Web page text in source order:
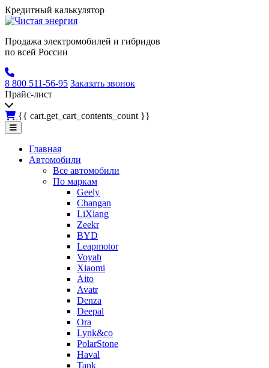
Кредитный калькулятор
Продажа электромобилей и гибридов
по всей России
8 800 511-56-95 Заказать звонок
Прайс-лист
{{ cart.get_cart_contents_count }}
Главная
Автомобили
Все автомобили
По маркам
Geely
Changan
LiXiang
Zeekr
BYD
Leapmotor
Voyah
Xiaomi
Aito
Avatr
Denza
Deepal
Ora
Lynk&co
PolarStone
Haval
Tank